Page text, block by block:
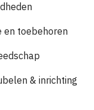
en toebehoren
& inrichting